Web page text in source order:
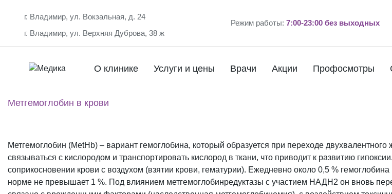
г. Владимир, ул. Вокзальная, д. 24
г. Владимир, ул. Верхняя Дуброва, 38 ж
Режим работы: 7:00-23:00 без выходных
О клинике Услуги и цены Врачи Акции Профосмотры
Метгемоглобин в крови
Метгемоглобин (MetHb) – вариант гемоглобина, который образуется при переходе
связываться с кислородом и транспортировать кислород в ткани, что приводит к развитию
соприкосновении крови с воздухом (взятии крови, гематурии). Ежедневно около 0,5 %
норме не превышает 1 %. Под влиянием метгемоглобинредуктазы с участием НАДН2 он вновь